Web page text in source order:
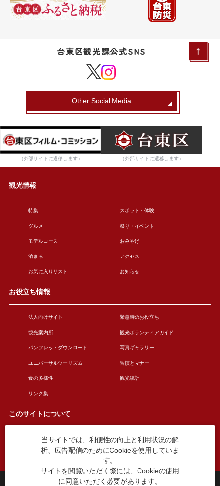
台東区観光課公式SNS
Other Social Media
（外部サイトに遷移します） （外部サイトに遷移します）
観光情報
特集 スポット・体験
グルメ 祭り・イベント
モデルコース おみやげ
泊まる アクセス
お気に入りリスト お知らせ
お役立ち情報
法人向けサイト 緊急時のお役立ち
観光案内所 観光ボランティアガイド
パンフレットダウンロード 写真ギャラリー
ユニバーサルツーリズム 習慣とマナー
食の多様性 観光統計
リンク集
このサイトについて
このサイトについて 広告掲載について
お問い合わせ
台東区役所観光課
当サイトでは、利便性の向上と利用状況の解
析、広告配信のためにCookieを使用していま
す。
サイトを閲覧いただく際には、Cookieの使用
に同意いただく必要があります。